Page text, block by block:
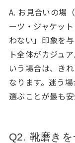
A. お見合いの場
ーツ・ジャケッ
わない」印象を
ト全体がカジュ
いう場合は、き
なります。迷う
選ぶことが最も安
Q2. 靴磨き